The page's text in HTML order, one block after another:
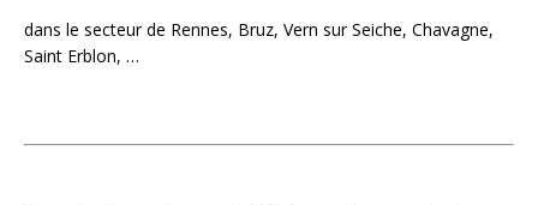
dans le secteur de Rennes, Bruz, Vern sur Seiche, Chavagne,
Saint Erblon, …